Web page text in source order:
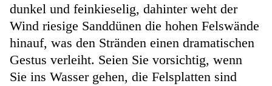
dunkel und feinkieselig, dahinter weht der
Wind riesige Sanddünen die hohen Felswände
hinauf, was den Stränden einen dramatischen
Gestus verleiht. Seien Sie vorsichtig, wenn
Sie ins Wasser gehen, die Felsplatten sind